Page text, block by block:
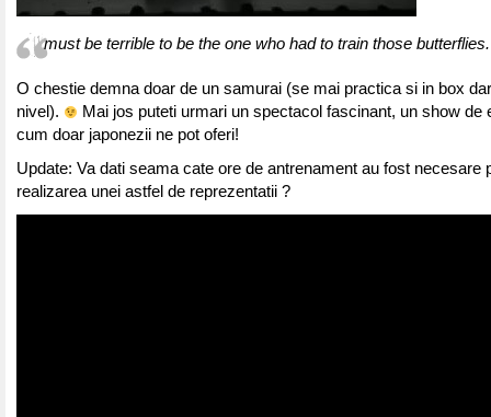
must be terrible to be the one who had to train those
O chestie demna doar de un samurai (se mai practica si in box
nivel).
Mai jos puteti urmari un spectacol fascinant, un show de
cum doar japonezii ne pot oferi!
Update: Va dati seama cate ore de antrenament au fost necesare
realizarea unei astfel de reprezentatii ?